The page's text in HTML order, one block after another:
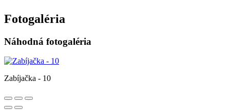
Fotogaléria
Náhodná fotogaléria
Zabíjačka - 10